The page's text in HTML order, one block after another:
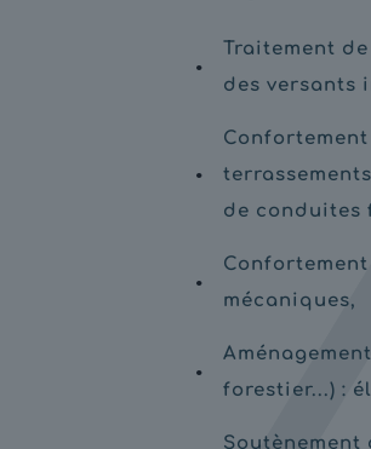
Traitement
des versants
de conduites
mécaniques,
forestier...) :
Soutènement